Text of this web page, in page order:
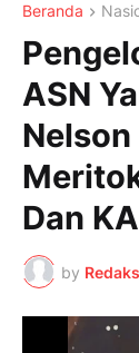
Beranda
ASN
Dan
by